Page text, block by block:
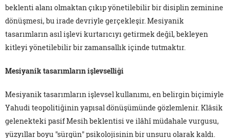
beklenti alanı olmaktan çıkıp yönetilebilir bir disiplin zeminine
dönüşmesi, bu irade devriyle gerçekleşir. Mesiyanik
tasarımların asıl işlevi kurtarıcıyı getirmek değil, bekleyen
kitleyi yönetilebilir bir zamansallık içinde tutmaktır.
Mesiyanik tasarımların işlevselliği
Mesiyanik tasarımların işlevsel kullanımı, en belirgin biçimiyle
Yahudi teopolitiğinin yapısal dönüşümünde gözlemlenir. Klâsik
gelenekteki pasif Mesih beklentisi ve ilâhî müdahale vurgusu,
yüzyıllar boyu "sürgün" psikolojisinin bir unsuru olarak kaldı.